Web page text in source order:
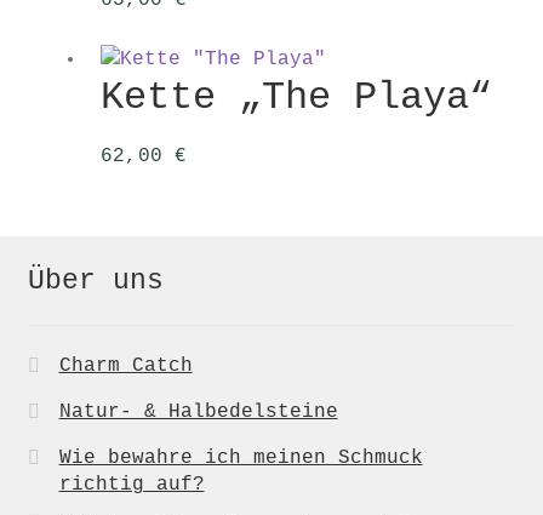
Kette „The Playa“
62,00€
Über uns
Charm Catch
Natur- & Halbedelsteine
Wie bewahre ich meinen Schmuck
richtig auf?